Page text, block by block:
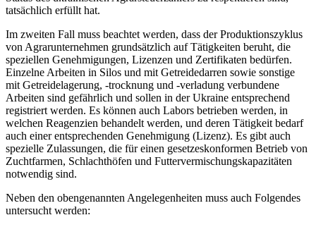
tatsächlich erfüllt hat.
Im zweiten Fall muss beachtet werden, dass der Produktionszyklus
von Agrarunternehmen grundsätzlich auf Tätigkeiten beruht, die
speziellen Genehmigungen, Lizenzen und Zertifikaten bedürfen.
Einzelne Arbeiten in Silos und mit Getreidedarren sowie sonstige
mit Getreidelagerung, -trocknung und -verladung verbundene
Arbeiten sind gefährlich und sollen in der Ukraine entsprechend
registriert werden. Es können auch Labors betrieben werden, in
welchen Reagenzien behandelt werden, und deren Tätigkeit bedarf
auch einer entsprechenden Genehmigung (Lizenz). Es gibt auch
spezielle Zulassungen, die für einen gesetzeskonformen Betrieb von
Zuchtfarmen, Schlachthöfen und Futtervermischungskapazitäten
notwendig sind.
Neben den obengenannten Angelegenheiten muss auch Folgendes
untersucht werden: